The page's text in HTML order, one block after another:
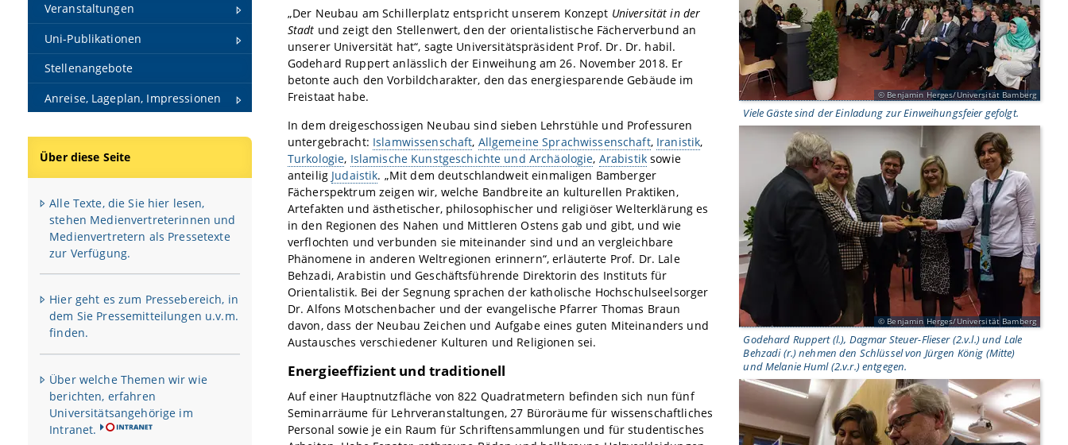
Veranstaltungen
Uni-Publikationen
Stellenangebote
Anreise, Lageplan, Impressionen
Über diese Seite
Alle Texte, die Sie hier lesen,
stehen Medienvertreterinnen und
Medienvertretern als Pressetexte
zur Verfügung.
Hier geht es zum Pressebereich, in
dem Sie Pressemitteilungen u.v.m.
finden.
Über welche Themen wir wie
berichten, erfahren
Universitätsangehörige im
Intranet.
Benjamin Herges/Universität Bamberg
Viele Gäste sind der Einladung zur Einweihungsfeier gefolgt.
Benjamin Herges/Universität Bamberg
Godehard Ruppert (l.), Dagmar Steuer-Flieser (2.v.l.) und Lale
Behzadi (r.) nehmen den Schlüssel von Jürgen König (Mitte)
und Melanie Huml (2.v.r.) entgegen.
„Der Neubau am Schillerplatz entspricht unserem Konzept Universität in der
Stadt und zeigt den Stellenwert, den der orientalistische Fächerverbund an
unserer Universität hat“, sagte Universitätspräsident Prof. Dr. Dr. habil.
Godehard Ruppert anlässlich der Einweihung am 26. November 2018. Er
betonte auch den Vorbildcharakter, den das energiesparende Gebäude im
Freistaat habe.
In dem dreigeschossigen Neubau sind sieben Lehrstühle und Professuren
untergebracht: Islamwissenschaft, Allgemeine Sprachwissenschaft, Iranistik,
Turkologie, Islamische Kunstgeschichte und Archäologie, Arabistik sowie
anteilig Judaistik. „Mit dem deutschlandweit einmaligen Bamberger
Fächerspektrum zeigen wir, welche Bandbreite an kulturellen Praktiken,
Artefakten und ästhetischer, philosophischer und religiöser Welterklärung es
in den Regionen des Nahen und Mittleren Ostens gab und gibt, und wie
verflochten und verbunden sie miteinander sind und an vergleichbare
Phänomene in anderen Weltregionen erinnern“, erläuterte Prof. Dr. Lale
Behzadi, Arabistin und Geschäftsführende Direktorin des Instituts für
Orientalistik. Bei der Segnung sprachen der katholische Hochschulseelsorger
Dr. Alfons Motschenbacher und der evangelische Pfarrer Thomas Braun
davon, dass der Neubau Zeichen und Aufgabe eines guten Miteinanders und
Austausches verschiedener Kulturen und Religionen sei.
Energieeffizient und traditionell
Auf einer Hauptnutzfläche von 822 Quadratmetern befinden sich nun fünf
Seminarräume für Lehrveranstaltungen, 27 Büroräume für wissenschaftliches
Personal sowie je ein Raum für Schriftensammlungen und für studentisches